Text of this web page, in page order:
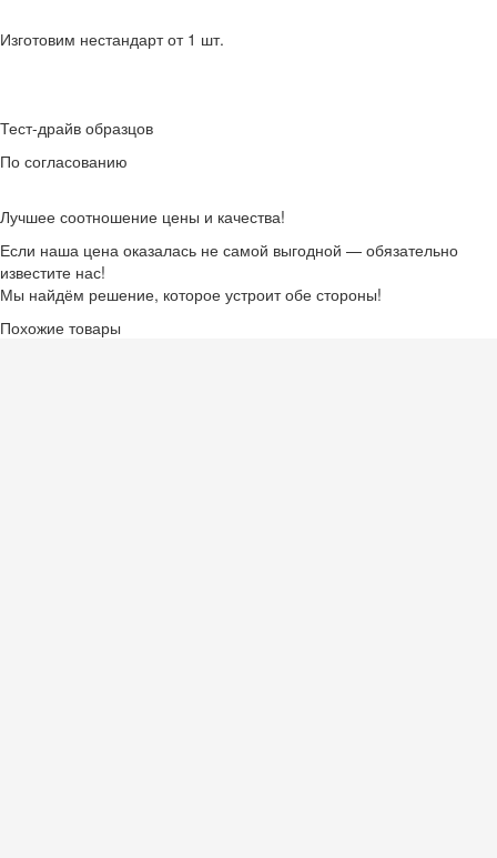
Изготовим нестандарт от 1 шт.
Тест-драйв образцов
По согласованию
Лучшее соотношение цены и качества!
Если наша цена оказалась не самой выгодной — обязательно
известите нас!
Мы найдём решение, которое устроит обе стороны!
Похожие товары